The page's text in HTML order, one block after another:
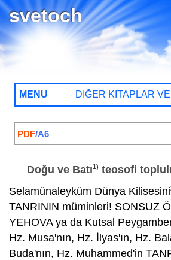
svetoch
MENU DIĞER KITAPLAR
Doğu ve Batı teosofi
YEHOVA'NIN MESAJI
Aydınlık ve karanlık arasında
YEHOVANIN Elçisinden İkinci
DİĞER DILLER
BİZE YAZIN @
PDF/A6
Doğu ve Batı1) teosofi
Selamünaleyküm Dünya Kilisesini
TANRININ müminleri! SONSUZ
YEHOVA ya da Kutsal
Hz. Musa'nın, Hz. İlyas'ın, Hz.
Buda'nın, Hz. Muhammed'in